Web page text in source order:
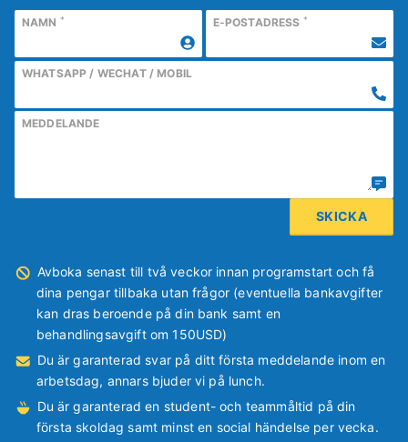
NAMN * E-POSTADRESS *
WHATSAPP / WECHAT / MOBIL
MEDDELANDE
Avboka senast till två veckor innan programstart och få
dina pengar tillbaka utan frågor (eventuella bankavgifter
kan dras beroende på din bank samt en
behandlingsavgift om 150USD)
Du är garanterad svar på ditt första meddelande inom en
arbetsdag, annars bjuder vi på lunch.
Du är garanterad en student- och teammåltid på din
första skoldag samt minst en social händelse per vecka.